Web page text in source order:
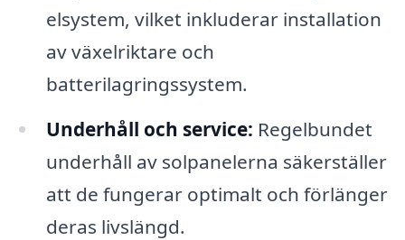
elsystem, vilket inkluderar installation
av växelriktare och
batterilagringssystem.
Underhåll och service: Regelbundet
underhåll av solpanelerna säkerställer
att de fungerar optimalt och förlänger
deras livslängd.